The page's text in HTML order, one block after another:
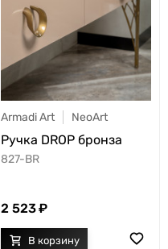
Armadi Art NeoArt
Ручка DROP бронза
827-BR
2 523